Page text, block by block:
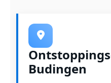
Budingen